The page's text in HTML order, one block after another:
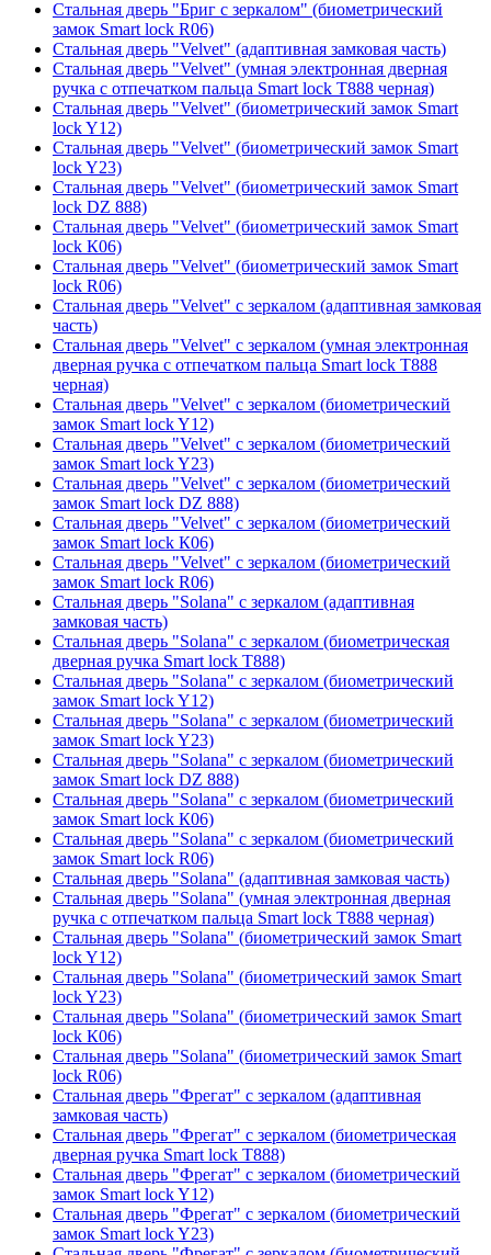
Стальная дверь "Бриг с зеркалом" (биометрический
замок Smart lock R06)
Стальная дверь "Velvet" (адаптивная замковая часть)
Стальная дверь "Velvet" (умная электронная дверная
ручка с отпечатком пальца Smart lock T888 черная)
Стальная дверь "Velvet" (биометрический замок Smart
lock Y12)
Стальная дверь "Velvet" (биометрический замок Smart
lock Y23)
Стальная дверь "Velvet" (биометрический замок Smart
lock DZ 888)
Стальная дверь "Velvet" (биометрический замок Smart
lock К06)
Стальная дверь "Velvet" (биометрический замок Smart
lock R06)
Стальная дверь "Velvet" с зеркалом (адаптивная замковая
часть)
Стальная дверь "Velvet" с зеркалом (умная электронная
дверная ручка с отпечатком пальца Smart lock T888
черная)
Стальная дверь "Velvet" с зеркалом (биометрический
замок Smart lock Y12)
Стальная дверь "Velvet" с зеркалом (биометрический
замок Smart lock Y23)
Стальная дверь "Velvet" с зеркалом (биометрический
замок Smart lock DZ 888)
Стальная дверь "Velvet" с зеркалом (биометрический
замок Smart lock К06)
Стальная дверь "Velvet" с зеркалом (биометрический
замок Smart lock R06)
Стальная дверь "Solana" с зеркалом (адаптивная
замковая часть)
Стальная дверь "Solana" с зеркалом (биометрическая
дверная ручка Smart lock T888)
Стальная дверь "Solana" с зеркалом (биометрический
замок Smart lock Y12)
Стальная дверь "Solana" с зеркалом (биометрический
замок Smart lock Y23)
Стальная дверь "Solana" с зеркалом (биометрический
замок Smart lock DZ 888)
Стальная дверь "Solana" с зеркалом (биометрический
замок Smart lock К06)
Стальная дверь "Solana" с зеркалом (биометрический
замок Smart lock R06)
Стальная дверь "Solana" (адаптивная замковая часть)
Стальная дверь "Solana" (умная электронная дверная
ручка с отпечатком пальца Smart lock T888 черная)
Стальная дверь "Solana" (биометрический замок Smart
lock Y12)
Стальная дверь "Solana" (биометрический замок Smart
lock Y23)
Стальная дверь "Solana" (биометрический замок Smart
lock К06)
Стальная дверь "Solana" (биометрический замок Smart
lock R06)
Стальная дверь "Фрегат" с зеркалом (адаптивная
замковая часть)
Стальная дверь "Фрегат" с зеркалом (биометрическая
дверная ручка Smart lock T888)
Стальная дверь "Фрегат" с зеркалом (биометрический
замок Smart lock Y12)
Стальная дверь "Фрегат" с зеркалом (биометрический
замок Smart lock Y23)